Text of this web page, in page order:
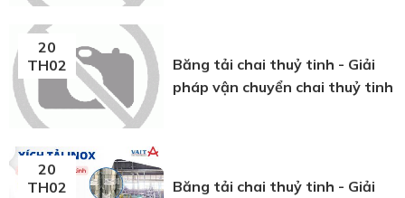
20
TH02
Băng tải chai thuỷ tinh - Giải
pháp vận chuyển chai thuỷ tinh
20
TH02
Băng tải chai thuỷ tinh - Giải